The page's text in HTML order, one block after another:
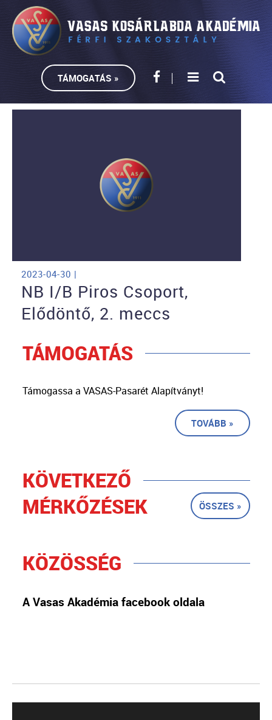
TÁMOGATÁS »
2023-04-30 |
NB I/B Piros Csoport,
Elődöntő, 2. meccs
TÁMOGATÁS
Támogassa a VASAS-Pasarét Alapítványt!
TOVÁBB »
KÖVETKEZŐ
MÉRKŐZÉSEK
ÖSSZES »
KÖZÖSSÉG
A Vasas Akadémia facebook oldala